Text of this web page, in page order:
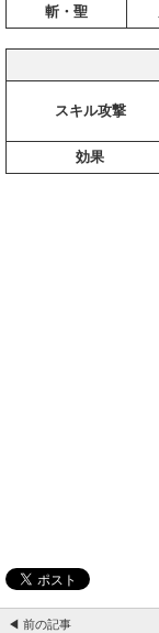
斬・聖
スキル攻撃
効果
◀ 前の記事